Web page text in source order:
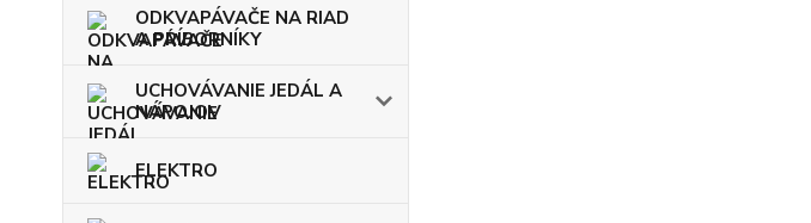
ODKVAPÁVAČE NA RIAD
A PRÍBORNÍKY
UCHOVÁVANIE JEDÁL A
NÁPOJOV
ELEKTRO